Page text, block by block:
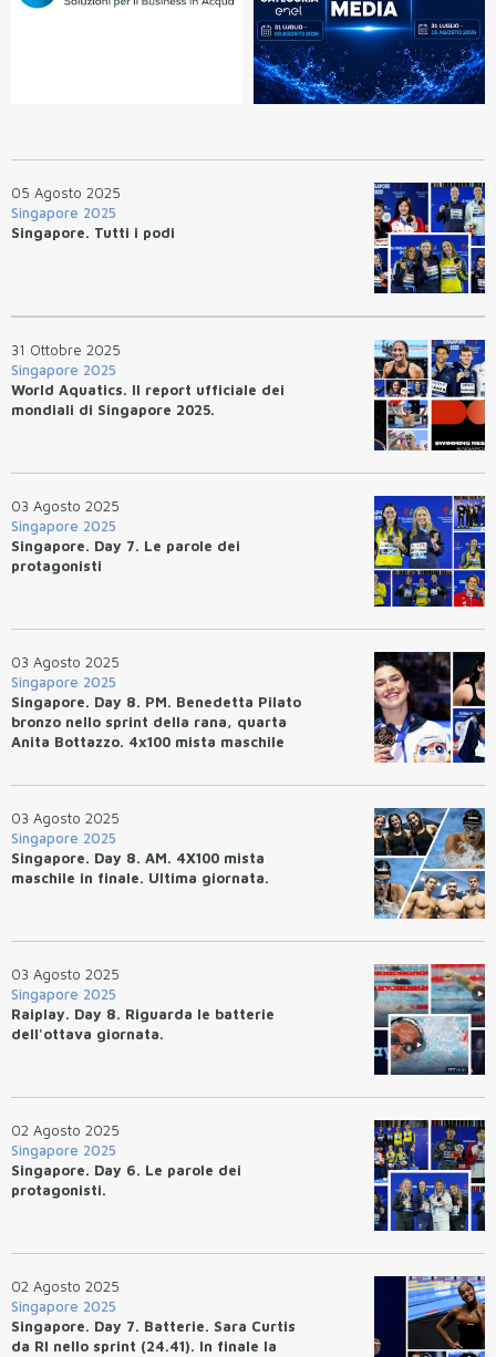
05 Agosto 2025
Singapore 2025
Singapore. Tutti i podi
31 Ottobre 2025
Singapore 2025
World Aquatics. Il report ufficiale dei
mondiali di Singapore 2025.
03 Agosto 2025
Singapore 2025
Singapore. Day 7. Le parole dei
protagonisti
03 Agosto 2025
Singapore 2025
Singapore. Day 8. PM. Benedetta Pilato
bronzo nello sprint della rana, quarta
Anita Bottazzo. 4x100 mista maschile
03 Agosto 2025
Singapore 2025
Singapore. Day 8. AM. 4X100 mista
maschile in finale. Ultima giornata.
03 Agosto 2025
Singapore 2025
Raiplay. Day 8. Riguarda le batterie
dell'ottava giornata.
02 Agosto 2025
Singapore 2025
Singapore. Day 6. Le parole dei
protagonisti.
02 Agosto 2025
Singapore 2025
Singapore. Day 7. Batterie. Sara Curtis
da RI nello sprint (24.41). In finale la